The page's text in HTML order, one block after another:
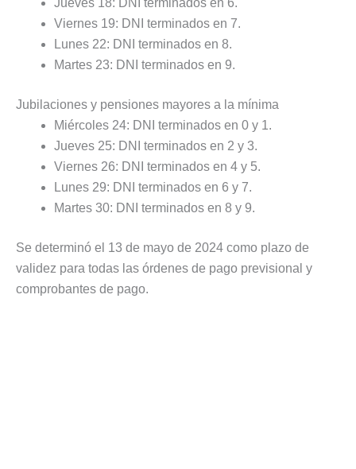
Viernes 19: DNI terminados en 7.
Lunes 22: DNI terminados en 8.
Martes 23: DNI terminados en 9.
Jubilaciones y pensiones mayores a la mínima
Miércoles 24: DNI terminados en 0 y 1.
Jueves 25: DNI terminados en 2 y 3.
Viernes 26: DNI terminados en 4 y 5.
Lunes 29: DNI terminados en 6 y 7.
Martes 30: DNI terminados en 8 y 9.
Se determinó el 13 de mayo de 2024 como plazo de
validez para todas las órdenes de pago previsional y
comprobantes de pago.